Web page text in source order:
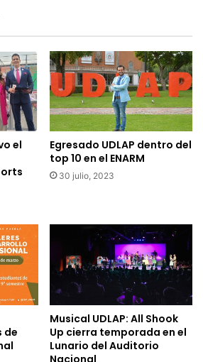
el
Egresado UDLAP dentro del
top 10 en el ENARM
30 julio, 2023
de
Musical UDLAP: All Shook
Up cierra temporada en el
Lunario del Auditorio
Nacional